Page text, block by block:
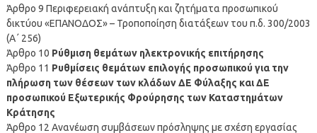
Άρθρο 9 Περιφερειακή ανάπτυξη και ζητήματα προσωπικού
δικτύου «ΕΠΑΝΟΔΟΣ» – Τροποποίηση διατάξεων του π.δ. 300/2003
(Α΄ 256)
Άρθρο 10 Ρύθμιση θεμάτων ηλεκτρονικής επιτήρησης
Άρθρο 11 Ρυθμίσεις θεμάτων επιλογής προσωπικού για την
πλήρωση των θέσεων των κλάδων ΔΕ Φύλαξης και ΔΕ
προσωπικού Εξωτερικής Φρούρησης των Καταστημάτων
Κράτησης
Άρθρο 12 Ανανέωση συμβάσεων πρόσληψης με σχέση εργασίας